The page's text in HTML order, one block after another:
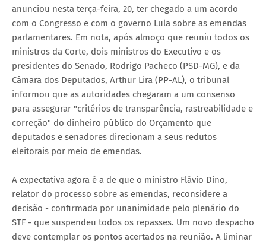
anunciou nesta terça-feira, 20, ter chegado a um acordo
com o Congresso e com o governo Lula sobre as emendas
parlamentares. Em nota, após almoço que reuniu todos os
ministros da Corte, dois ministros do Executivo e os
presidentes do Senado, Rodrigo Pacheco (PSD-MG), e da
Câmara dos Deputados, Arthur Lira (PP-AL), o tribunal
informou que as autoridades chegaram a um consenso
para assegurar "critérios de transparência, rastreabilidade e
correção" do dinheiro público do Orçamento que
deputados e senadores direcionam a seus redutos
eleitorais por meio de emendas.
A expectativa agora é a de que o ministro Flávio Dino,
relator do processo sobre as emendas, reconsidere a
decisão - confirmada por unanimidade pelo plenário do
STF - que suspendeu todos os repasses. Um novo despacho
deve contemplar os pontos acertados na reunião. A liminar